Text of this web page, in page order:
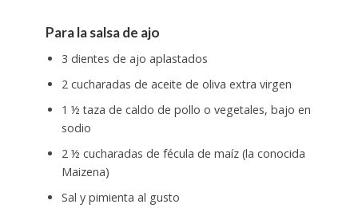
Para la salsa de ajo
3 dientes de ajo aplastados
2 cucharadas de aceite de oliva extra virgen
1 ½ taza de caldo de pollo o vegetales, bajo en
sodio
2 ½ cucharadas de fécula de maíz (la conocida
Maizena)
Sal y pimienta al gusto